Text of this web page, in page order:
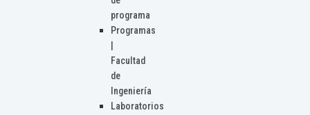
programa
Programas
Facultad
de
Ingeniería
Laboratorios